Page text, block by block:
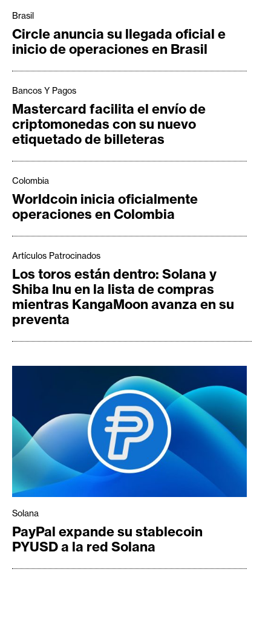
Brasil
Circle anuncia su llegada oficial e
inicio de operaciones en Brasil
Bancos Y Pagos
Mastercard facilita el envío de
criptomonedas con su nuevo
etiquetado de billeteras
Colombia
Worldcoin inicia oficialmente
operaciones en Colombia
Artículos Patrocinados
Los toros están dentro: Solana y
Shiba Inu en la lista de compras
mientras KangaMoon avanza en su
preventa
Solana
PayPal expande su stablecoin
PYUSD a la red Solana